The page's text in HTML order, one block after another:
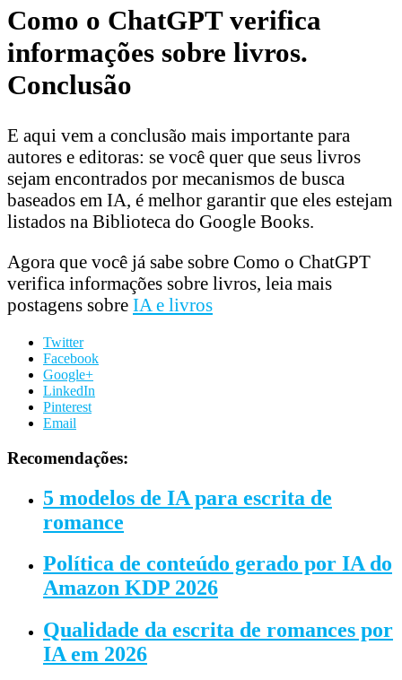
Como o ChatGPT verifica
informações sobre livros.
Conclusão
E aqui vem a conclusão mais importante para
autores e editoras: se você quer que seus livros
sejam encontrados por mecanismos de busca
baseados em IA, é melhor garantir que eles estejam
listados na Biblioteca do Google Books.
Agora que você já sabe sobre Como o ChatGPT
verifica informações sobre livros, leia mais
postagens sobre IA e livros
Twitter
Facebook
Google+
LinkedIn
Pinterest
Email
Recomendações:
5 modelos de IA para escrita de
romance
Política de conteúdo gerado por IA do
Amazon KDP 2026
Qualidade da escrita de romances por
IA em 2026